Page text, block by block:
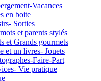
Vacances
en boite
Sorties
et parents stylés
et Grands gourmets
et un livres- Jouets
Faire-Part
Vie pratique